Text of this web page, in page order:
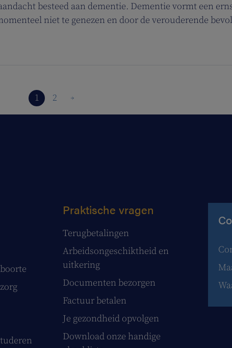
besteed aan dementie. Dementie vormt een
niet te genezen en door de verouderende
1 2
Praktische vragen
Terugbetalingen
Arbeidsongeschiktheid en
uitkering
Documenten bezorgen
Factuur betalen
Je gezondheid opvolgen
Download onze handige